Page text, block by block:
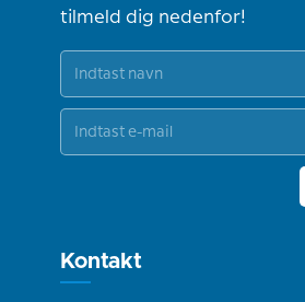
tilmeld dig nedenfor!
Kontakt